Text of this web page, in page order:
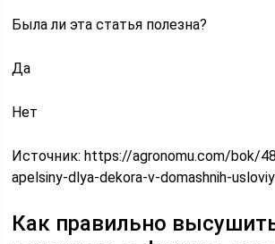
Была ли эта статья полезна?
Да
Нет
Источник:https://agronomu.com/bok/
apelsiny-dlya-dekora-v-domashnih-
Как правильно